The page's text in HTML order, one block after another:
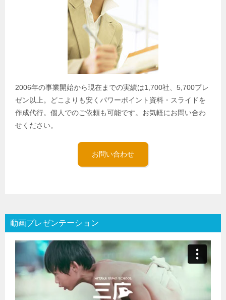
2006年の事業開始から現在までの実績は1,700社、5,700プレ
ゼン以上。どこよりも安くパワーポイント資料・スライドを
作成代行。個人でのご依頼も可能です。お気軽にお問い合わ
せください。
お問い合わせ
動画プレゼンテーション